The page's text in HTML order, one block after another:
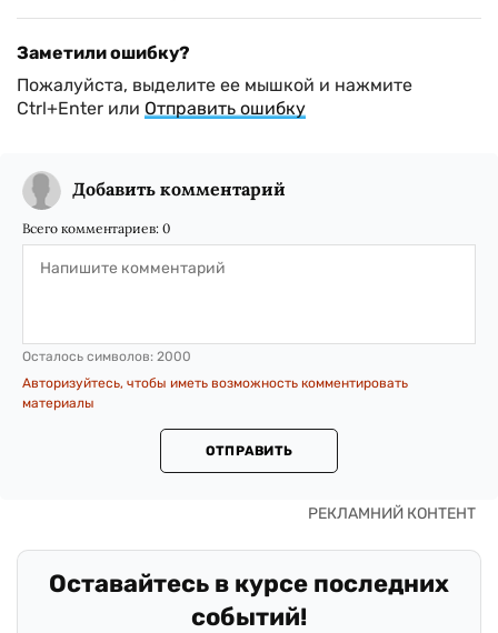
Заметили ошибку?
Пожалуйста, выделите ее мышкой и нажмите
Ctrl+Enter или Отправить ошибку
Добавить комментарий
Всего комментариев: 0
Осталось символов: 2000
Авторизуйтесь, чтобы иметь возможность комментировать
материалы
ОТПРАВИТЬ
Оставайтесь в курсе последних
событий!